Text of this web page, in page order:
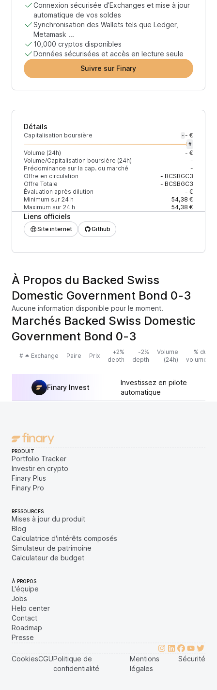
Connexion sécurisée d’Exchanges et mise à jour
automatique de vos soldes
Synchronisation des Wallets tels que Ledger,
Metamask ...
10,000 cryptos disponibles
Données sécurisées et accès en lecture seule
Suivre sur Finary
Détails
Capitalisation boursière - - €
#
Volume (24h)
- €
Volume/Capitalisation boursière (24h)
-
Prédominance sur la cap. du marché
-
Offre en circulation
- BCSBGC3
Offre Totale
- BCSBGC3
Évaluation après dilution
- €
Minimum sur 24 h
54,38 €
Maximum sur 24 h
54,38 €
Liens officiels
Site internet Github
À Propos du Backed Swiss
Domestic Government Bond 0-3
Aucune information disponible pour le moment.
Marchés Backed Swiss Domestic
Government Bond 0-3
# Exchange Paire Prix
+2%
depth
-2%
depth
Volume
(24h)
% du
volume
Finary Invest
Investissez en pilote
automatique
PRODUIT
Portfolio Tracker
Investir en crypto
Finary Plus
Finary Pro
RESSOURCES
Mises à jour du produit
Blog
Calculatrice d'intérêts composés
Simulateur de patrimoine
Calculateur de budget
À PROPOS
L'équipe
Jobs
Help center
Contact
Roadmap
Presse
CookiesCGUPolitique de
confidentialité
Mentions
légales
Sécurité